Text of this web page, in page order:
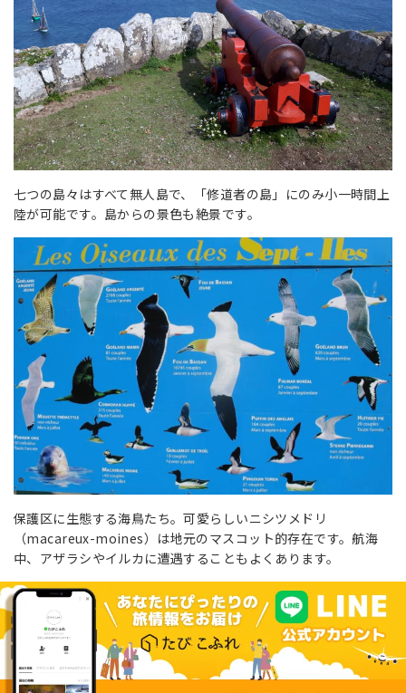
七つの島々はすべて無人島で、「修道者の島」にのみ小一時間上
陸が可能です。島からの景色も絶景です。
保護区に生態する海鳥たち。可愛らしいニシツメドリ
（macareux-moines）は地元のマスコット的存在です。航海
中、アザラシやイルカに遭遇することもよくあります。